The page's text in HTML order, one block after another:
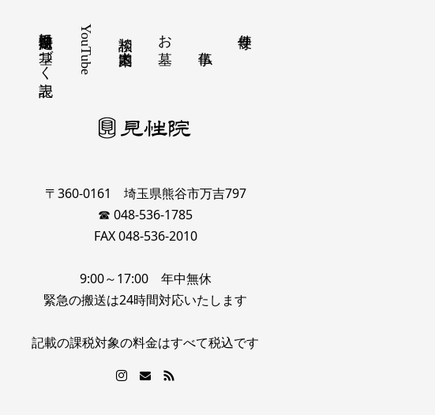
寺便り
お墓
YouTube
特定商取引法に基づく表記
〒360-0161 埼玉県熊谷市万吉797
☎ 048-536-1785
FAX 048-536-2010
9:00～17:00 年中無休
緊急の搬送は24時間対応いたします
記載の課税対象の料金はすべて税込です